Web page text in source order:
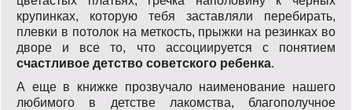
крупинках, которую тебя заставляли перебирать,
плевки в потолок на меткость, прыжки на резинках во
дворе и все то, что ассоциируется с понятием
счастливое детство советского ребенка.
А еще в книжке прозвучало наименование нашего
любимого в детстве лакомства, благополучное